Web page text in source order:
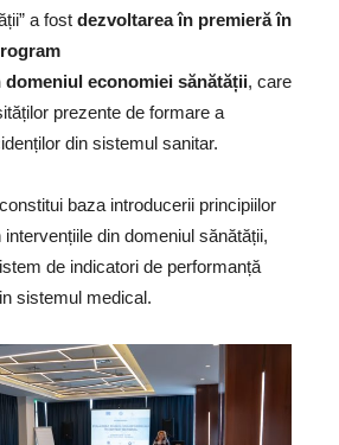
a fost dezvoltarea în premieră în
economiei sănătății, care
prezente de formare a
din sistemul sanitar.
baza introducerii principiilor
din domeniul sănătății,
de indicatori de performanță
sistemul medical.